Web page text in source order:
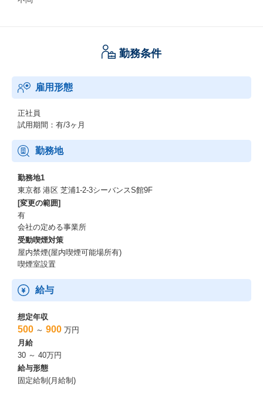
勤務条件
雇用形態
正社員
試用期間：有/3ヶ月
勤務地
勤務地1
東京都 港区 芝浦1-2-3シーバンスS館9F
[変更の範囲]
有
会社の定める事業所
受動喫煙対策
屋内禁煙(屋内喫煙可能場所有)
喫煙室設置
給与
想定年収
500 ～ 900 万円
月給
30 ～ 40万円
給与形態
固定給制(月給制)